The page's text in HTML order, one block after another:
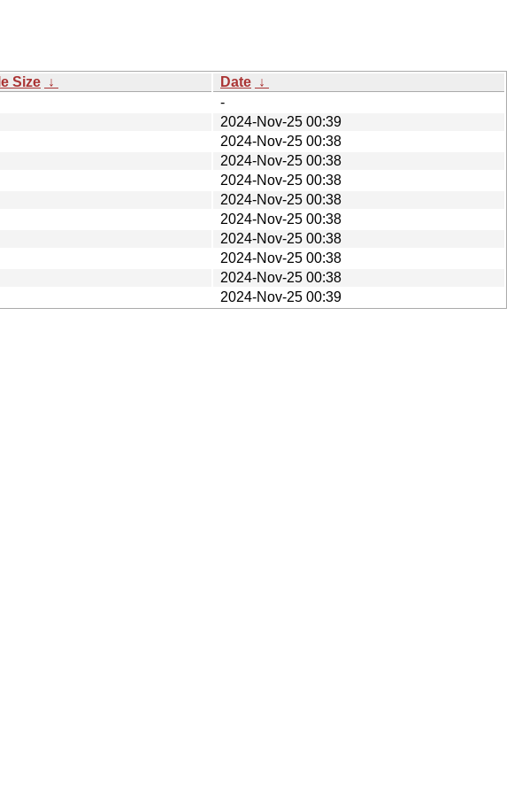
Size ↓ Date ↓
-
2024-Nov-25 00:39
2024-Nov-25 00:38
2024-Nov-25 00:38
2024-Nov-25 00:38
2024-Nov-25 00:38
2024-Nov-25 00:38
2024-Nov-25 00:38
2024-Nov-25 00:38
2024-Nov-25 00:38
2024-Nov-25 00:39